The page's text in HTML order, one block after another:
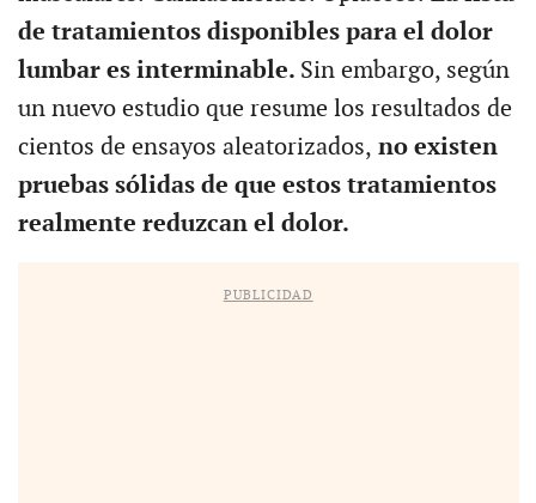
de tratamientos disponibles para el dolor
lumbar es interminable. Sin embargo, según
un nuevo estudio que resume los resultados de
cientos de ensayos aleatorizados, no existen
pruebas sólidas de que estos tratamientos
realmente reduzcan el dolor.
PUBLICIDAD